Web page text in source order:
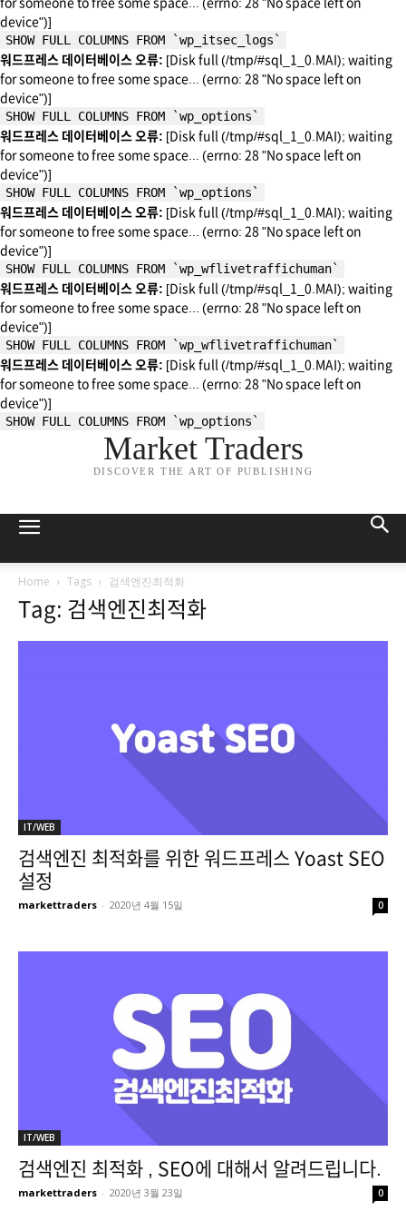
for someone to free some space... (errno: 28 "No space left on
device")]
SHOW FULL COLUMNS FROM `wp_itsec_logs`
워드프레스 데이터베이스 오류: [Disk full (/tmp/#sql_1_0.MAI); waiting
for someone to free some space... (errno: 28 "No space left on
device")]
SHOW FULL COLUMNS FROM `wp_options`
워드프레스 데이터베이스 오류: [Disk full (/tmp/#sql_1_0.MAI); waiting
for someone to free some space... (errno: 28 "No space left on
device")]
SHOW FULL COLUMNS FROM `wp_options`
워드프레스 데이터베이스 오류: [Disk full (/tmp/#sql_1_0.MAI); waiting
for someone to free some space... (errno: 28 "No space left on
device")]
SHOW FULL COLUMNS FROM `wp_wflivetraffichuman`
워드프레스 데이터베이스 오류: [Disk full (/tmp/#sql_1_0.MAI); waiting
for someone to free some space... (errno: 28 "No space left on
device")]
SHOW FULL COLUMNS FROM `wp_wflivetraffichuman`
워드프레스 데이터베이스 오류: [Disk full (/tmp/#sql_1_0.MAI); waiting
for someone to free some space... (errno: 28 "No space left on
device")]
SHOW FULL COLUMNS FROM `wp_options`
Market Traders
DISCOVER THE ART OF PUBLISHING
Home Tags 검색엔진최적화
Tag: 검색엔진최적화
IT/WEB
검색엔진 최적화를 위한 워드프레스 Yoast SEO
설정
markettraders - 2020년 4월 15일 0
IT/WEB
검색엔진 최적화 , SEO에 대해서 알려드립니다.
markettraders - 2020년 3월 23일 0